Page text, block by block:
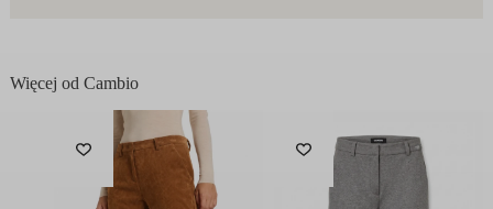
Więcej od Cambio